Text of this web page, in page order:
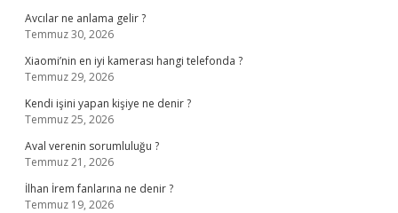
Avcılar ne anlama gelir ?
Temmuz 30, 2026
Xiaomi’nin en iyi kamerası hangi telefonda ?
Temmuz 29, 2026
Kendi işini yapan kişiye ne denir ?
Temmuz 25, 2026
Aval verenin sorumluluğu ?
Temmuz 21, 2026
İlhan İrem fanlarına ne denir ?
Temmuz 19, 2026